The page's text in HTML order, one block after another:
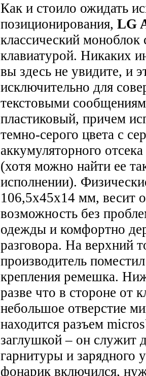
Как и стоило ожидать
позиционирования, LG
классический
клавиатурой. Никаких
вы здесь не увидите, и
исключительно для
текстовыми
пластиковый, причем
темно-серого цвета с
аккумуляторного
(хотя можно найти ее
исполнении).
106,5x45x14 мм, весит
возможность без
одежды и комфортно
разговора. На верхний
производитель
крепления ремешка.
разве что в стороне от
небольшое отверстие
находится разъем
заглушкой – он служит
гарнитуры и зарядного
фонарик включился,